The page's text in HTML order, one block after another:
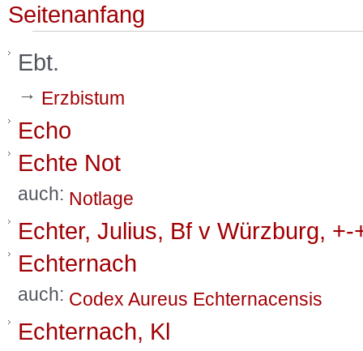
Seitenanfang
Ebt.
→ Erzbistum
Echo
Echte Not
auch: Notlage
Echter, Julius, Bf v Würzburg, +-
Echternach
auch: Codex Aureus Echternacensis
Echternach, Kl